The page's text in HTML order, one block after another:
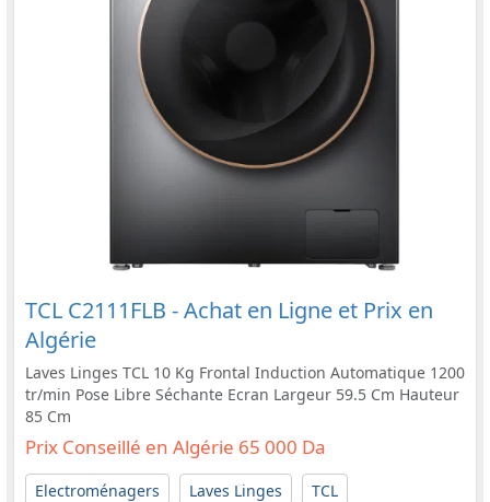
TCL C2111FLB - Achat en Ligne et Prix en
Algérie
Laves Linges TCL 10 Kg Frontal Induction Automatique 1200
tr/min Pose Libre Séchante Ecran Largeur 59.5 Cm Hauteur
85 Cm
Prix Conseillé en Algérie 65 000 Da
Electroménagers Laves Linges
TCL